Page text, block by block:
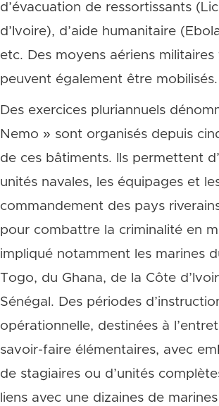
d’évacuation de ressortissants
d’Ivoire), d’aide humanitaire
etc. Des moyens aériens militaires
peuvent également être mobilisés.
Des exercices pluriannuels
Nemo » sont organisés depuis
de ces bâtiments. Ils permettent
unités navales, les équipages et
commandement des pays
pour combattre la criminalité en
impliqué notamment les marines
Togo, du Ghana, de la Côte
Sénégal. Des périodes
opérationnelle, destinées à
savoir-faire élémentaires, avec
de stagiaires ou d’unités
liens avec une dizaines de